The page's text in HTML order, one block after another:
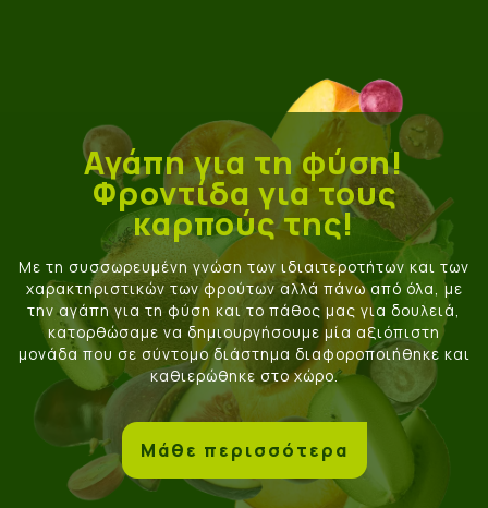
Αγάπη για τη φύση!
Φροντίδα για τους
καρπούς της!
Με τη συσσωρευμένη γνώση των ιδιαιτεροτήτων και των
χαρακτηριστικών των φρούτων αλλά πάνω από όλα, με
την αγάπη για τη φύση και το πάθος μας για δουλειά,
κατορθώσαμε να δημιουργήσουμε μία αξιόπιστη
μονάδα που σε σύντομο διάστημα διαφοροποιήθηκε και
καθιερώθηκε στο χώρο.
Μάθε περισσότερα